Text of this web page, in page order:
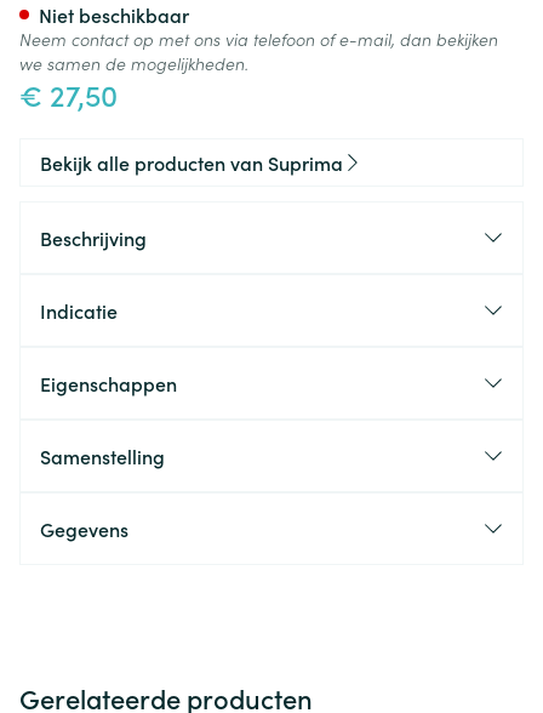
€ 27,50
Niet beschikbaar
Neem contact op met ons via telefoon of e-mail, dan bekijken
we samen de mogelijkheden.
Bekijk alle producten van Suprima
Beschrijving
Indicatie
Eigenschappen
Samenstelling
Gegevens
Gerelateerde producten